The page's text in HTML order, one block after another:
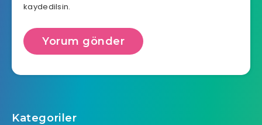
kaydedilsin.
Kategoriler